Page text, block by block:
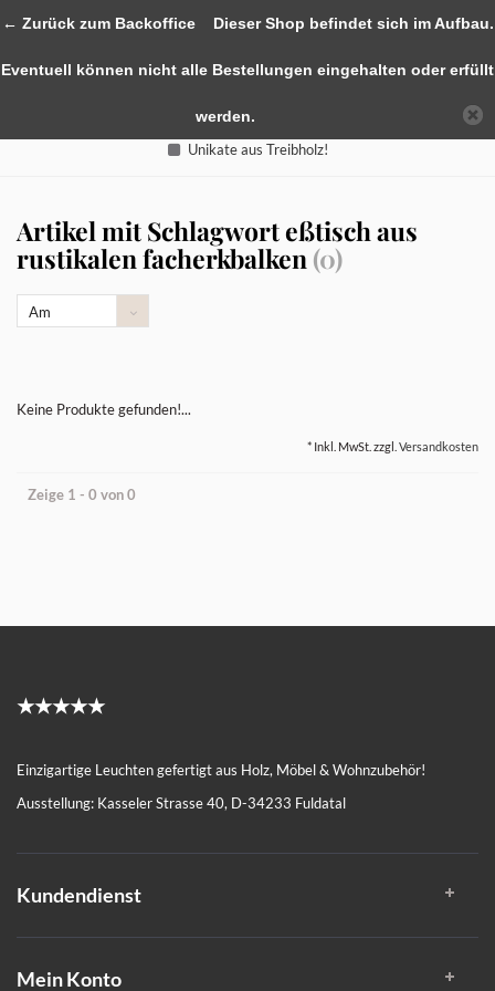
Unikate aus Treibholz!
Artikel mit Schlagwort eßtisch aus
rustikalen facherkbalken (0)
Am
Keine Produkte gefunden!...
* Inkl. MwSt. zzgl. Versandkosten
Zeige 1 - 0 von 0
★★★★★
Einzigartige Leuchten gefertigt aus Holz, Möbel & Wohnzubehör!
Ausstellung: Kasseler Strasse 40, D-34233 Fuldatal
Kundendienst
Mein Konto
← Zurück zum BackofficeDieser Shop befindet sich im Aufbau.
Eventuell können nicht alle Bestellungen eingehalten oder erfüllt
werden.